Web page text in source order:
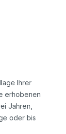
Ihrer
erhobenen
Jahren,
oder bis